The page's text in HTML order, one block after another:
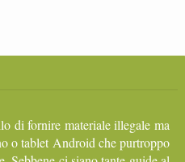
di fornire materiale illegale ma
o tablet Android che purtroppo